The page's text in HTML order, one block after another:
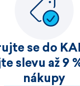
se do
slevu až 9
nákupy